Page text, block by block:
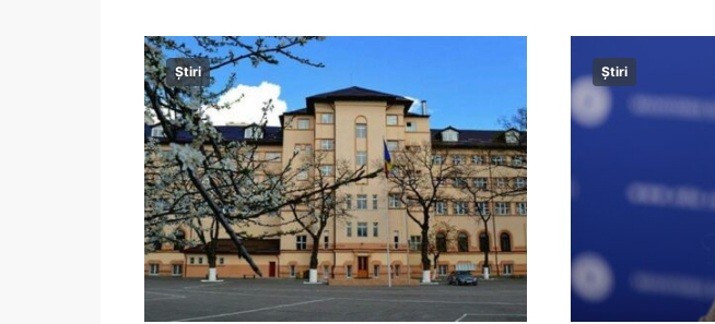
Știri Știri